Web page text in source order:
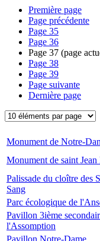
Première page
Page précédente
Page 35
Page 36
Page 37 (page
Page 38
Page 39
Page suivante
Dernière page
Monument de Notre-
Monument de saint
Palissade du cloître des
Sang
Parc écologique de
Pavillon 3ième
l'Assomption
Pavillon Notre-Dame